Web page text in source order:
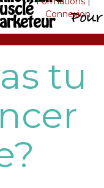
Connexion
tu